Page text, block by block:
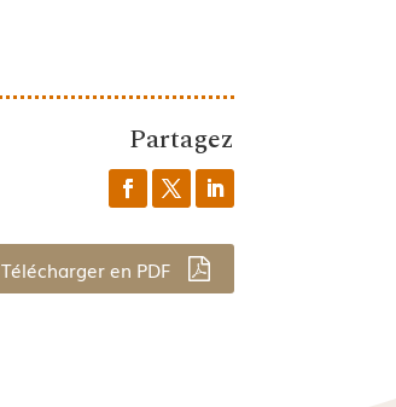
Partagez
Télécharger en PDF